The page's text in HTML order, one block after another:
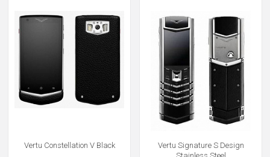
Vertu Constellation V Black
Vertu Signature S Design